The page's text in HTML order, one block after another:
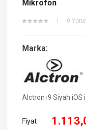
Mikrofon
0
Marka:
Alctron i9 Siyah iOS
Fiyat